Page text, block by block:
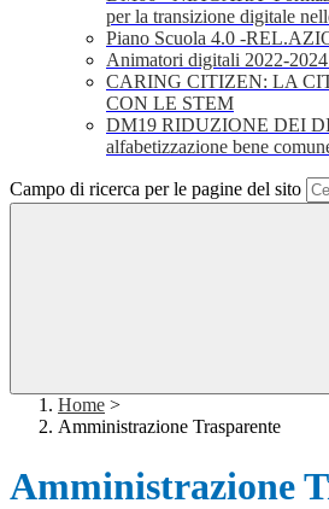
per la transizione digitale
Piano Scuola 4.0 -
Animatori digitali 2022-
CARING CITIZEN: LA
CON LE STEM
DM19 RIDUZIONE DEI
alfabetizzazione bene
Campo di ricerca per le pagine del sito
Home >
Amministrazione Trasparente
Amministrazione